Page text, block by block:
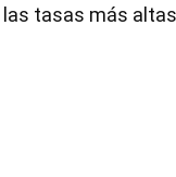
tasas más